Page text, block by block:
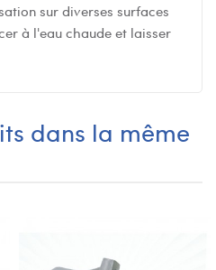
sur diverses surfaces
à l'eau chaude et laisser
dans la même